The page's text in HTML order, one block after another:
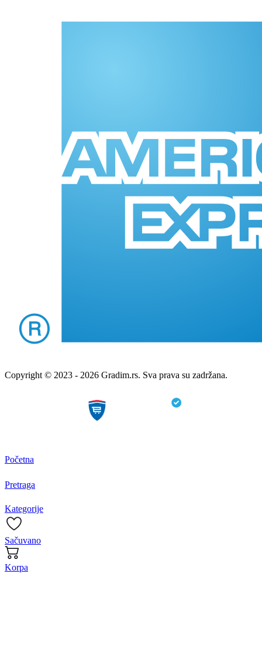
Copyright © 2023 - 2026 Gradim.rs. Sva prava su zadržana.
Početna
Pretraga
Kategorije
Sačuvano
Korpa